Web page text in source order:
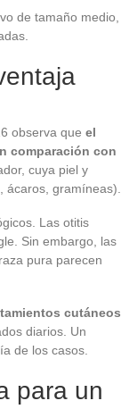
de tamaño medio,
observa que el
comparación con
cuya piel y
gramíneas).
Las otitis
Sin embargo, las
pura parecen
cutáneos
diarios. Un
de los casos.
para un